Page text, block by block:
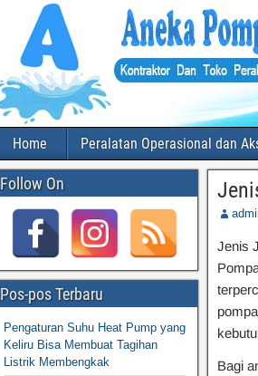
Home Peralatan Operasional dan
Jenis
Bagi
Follow On
Pos-pos Terbaru
Pengaturan Suhu Heat Pump yang
Keliru Bisa Membuat Tagihan
Listrik Membengkak